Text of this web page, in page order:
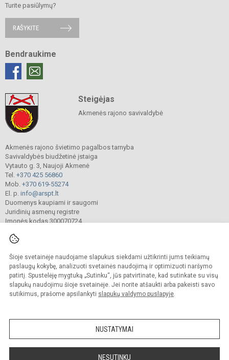
Šioje svetainėje naudojame slapukus siekdami užtikrinti jums teikiamų
paslaugų kokybę, analizuoti svetainės naudojimą ir optimizuoti naršymo
patirtį. Spustelėję mygtuką „Sutinku“, jūs patvirtinate, kad sutinkate su visų
slapukų naudojimu šioje svetainėje. Jei norite atšaukti arba pakeisti savo
sutikimus, prašome apsilankyti slapukų valdymo puslapyje.
NUSTATYMAI
NESUTINKU
Turite pasiūlymų?
RAŠYKITE
Bendraukime
Steigėjas
Akmenės rajono savivaldybė
Akmenės rajono švietimo pagalbos tarnyba
Savivaldybės biudžetinė įstaiga
Vytauto g. 3, Naujoji Akmenė
Tel. +370 425 56860
Mob. +370 619-55274
El. p. info@arspt.lt
Duomenys kaupiami ir saugomi
Juridinių asmenų registre
Įmonės kodas 300070724
© 2025. Akmenės rajono švietimo pagalbos tarnyba. Visos teisės saugomos.
Kopijuoti turinį be raštiško įstaigos administracijos sutikimo griežtai draudžiama.
Prieinamumo paraiška Slapukų valdymas
Sumanus būdas atnaujinti